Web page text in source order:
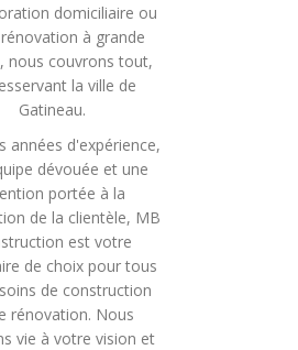
domiciliaire ou
à grande
nous couvrons tout,
la ville de
Gatineau.
années d'expérience,
dévouée et une
portée à la
de la clientèle, MB
est votre
de choix pour tous
de construction
rénovation. Nous
vie à votre vision et